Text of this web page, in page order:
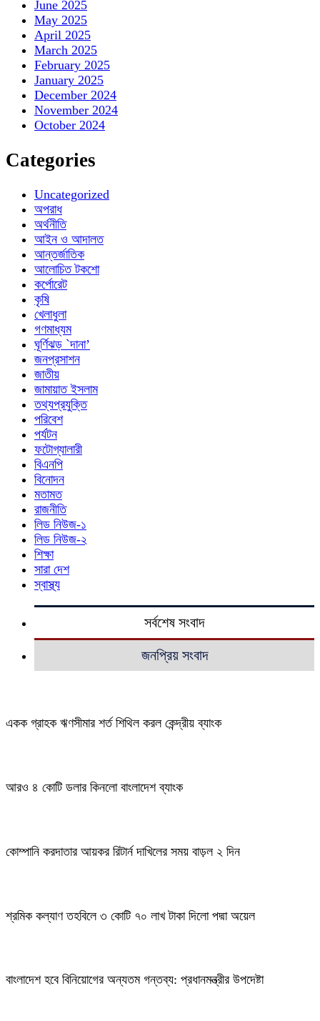
June 2025
May 2025
April 2025
March 2025
February 2025
January 2025
December 2024
November 2024
October 2024
Categories
Uncategorized
অপরাধ
অর্থনীতি
আইন ও আদালত
আন্তর্জাতিক
আলোচিত টকশো
কর্পোরেট
কৃষি
খেলাধুলা
গণমাধ্যম
ঘূর্ণিঝড় `দানা’
জনপ্রসাশন
জাতীয়
জামায়াত ইসলাম
তথ্যপ্রযুক্তি
পরিবেশ
পর্যটন
ফটোগ্যালারী
বিএনপি
বিনোদন
মতামত
রাজনীতি
লিড নিউজ-১
লিড নিউজ-২
শিক্ষা
সারা দেশ
স্বাস্থ্য
সর্বশেষ সংবাদ
জনপ্রিয় সংবাদ
একক গ্রাহক ঋণসীমার শর্ত শিথিল করল কেন্দ্রীয় ব্যাংক
আরও ৪ কোটি ডলার কিনলো বাংলাদেশ ব্যাংক
কোম্পানি করদাতার আয়কর রিটার্ন দাখিলের সময় বাড়ল ২ দিন
শ্রমিক কল্যাণ তহবিলে ৩ কোটি ৭০ লাখ টাকা দিলো পদ্মা অয়েল
বাংলাদেশ হবে বিনিয়োগের অন্যতম গন্তব্য: প্রধানমন্ত্রীর উপদেষ্টা